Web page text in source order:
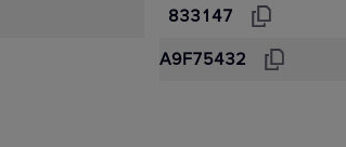
833147
A9F75432